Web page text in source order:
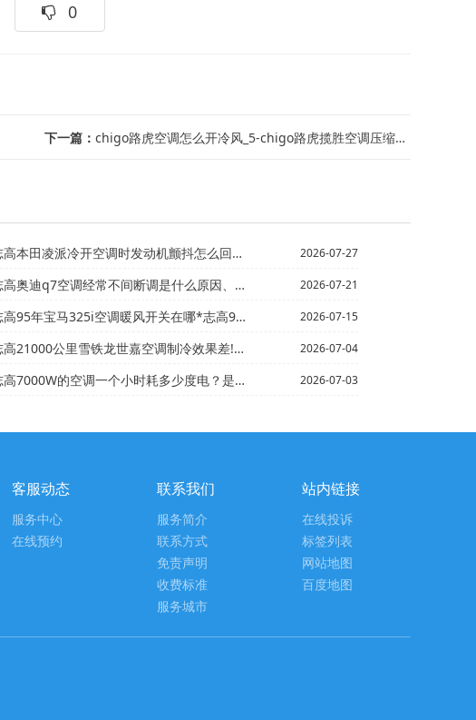
0
下一篇： chigo路虎空调怎么开冷风_5-chigo路虎揽胜空调压缩机低压太高什么问题
本田凌派冷开空调时发动机颤抖怎么回事？#志高本田凌派手动空调面板 2026-07-27
奥迪q7空调经常不间断调是什么原因、需要多少钱%志高奥迪Q7空调开关按钮在那... 2026-07-21
95年宝马325i空调暖风开关在哪*志高99元的新型节能小空调可以制冷吗？ 2026-07-15
21000公里雪铁龙世嘉空调制冷效果差!低压不是很凉!而且低压压力低_3-志... 2026-07-04
7000W的空调一个小时耗多少度电？是制冷的_5{志高7200瓦制冷量等于多... 2026-07-03
客服动态
服务中心
在线预约
联系我们
服务简介
联系方式
免责声明
收费标准
服务城市
站内链接
在线投诉
标签列表
网站地图
百度地图